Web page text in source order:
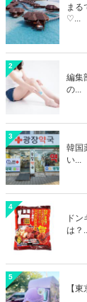
まる
♡...
2
編集
の...
3
韓国
い...
4
ド
は？
5
【